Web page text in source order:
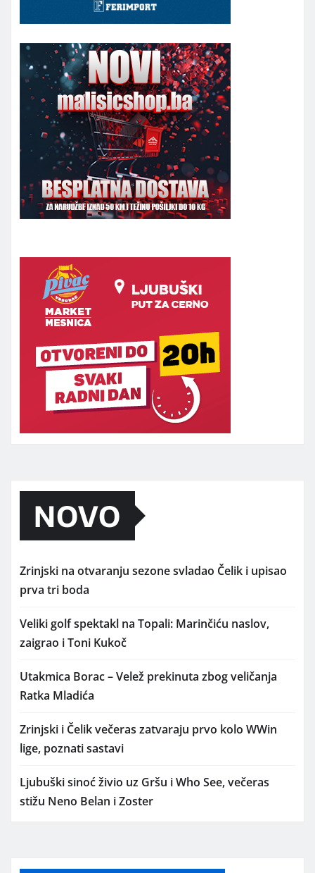
NOVO
Zrinjski na otvaranju sezone svladao Čelik i upisao
prva tri boda
Veliki golf spektakl na Topali: Marinčiću naslov,
zaigrao i Toni Kukoč
Utakmica Borac – Velež prekinuta zbog veličanja
Ratka Mladića
Zrinjski i Čelik večeras zatvaraju prvo kolo WWin
lige, poznati sastavi
Ljubuški sinoć živio uz Gršu i Who See, večeras
stižu Neno Belan i Zoster